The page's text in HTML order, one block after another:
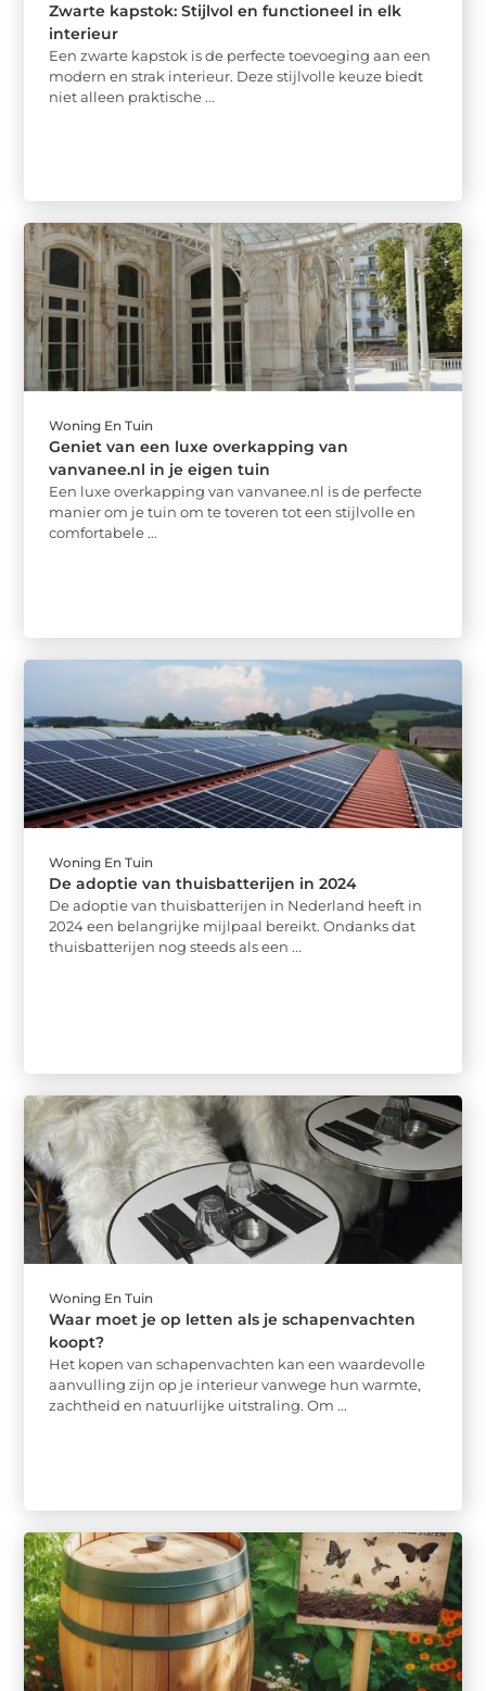
Zwarte kapstok: Stijlvol en functioneel in elk
interieur
Een zwarte kapstok is de perfecte toevoeging aan een
modern en strak interieur. Deze stijlvolle keuze biedt
niet alleen praktische ...
Woning En Tuin
Geniet van een luxe overkapping van
vanvanee.nl in je eigen tuin
Een luxe overkapping van vanvanee.nl is de perfecte
manier om je tuin om te toveren tot een stijlvolle en
comfortabele ...
Woning En Tuin
De adoptie van thuisbatterijen in 2024
De adoptie van thuisbatterijen in Nederland heeft in
2024 een belangrijke mijlpaal bereikt. Ondanks dat
thuisbatterijen nog steeds als een ...
Woning En Tuin
Waar moet je op letten als je schapenvachten
koopt?
Het kopen van schapenvachten kan een waardevolle
aanvulling zijn op je interieur vanwege hun warmte,
zachtheid en natuurlijke uitstraling. Om ...